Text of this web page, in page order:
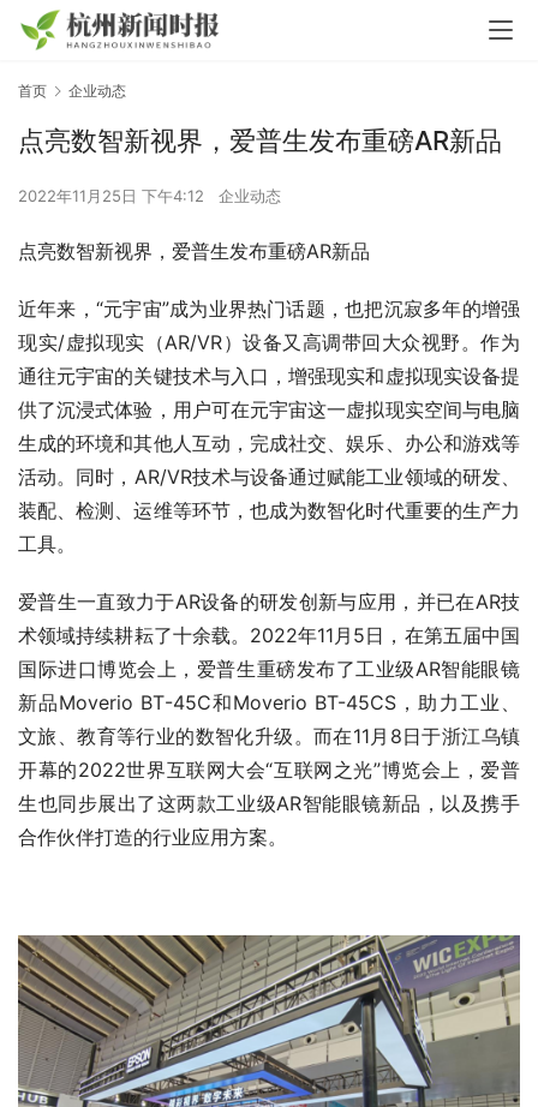
首页 企业动态
点亮数智新视界，爱普生发布重磅AR新品
2022年11月25日 下午4:12 企业动态
点亮数智新视界，爱普生发布重磅AR新品
近年来，“元宇宙”成为业界热门话题，也把沉寂多年的增强
现实/虚拟现实（AR/VR）设备又高调带回大众视野。作为
通往元宇宙的关键技术与入口，增强现实和虚拟现实设备提
供了沉浸式体验，用户可在元宇宙这一虚拟现实空间与电脑
生成的环境和其他人互动，完成社交、娱乐、办公和游戏等
活动。同时，AR/VR技术与设备通过赋能工业领域的研发、
装配、检测、运维等环节，也成为数智化时代重要的生产力
工具。
爱普生一直致力于AR设备的研发创新与应用，并已在AR技
术领域持续耕耘了十余载。2022年11月5日，在第五届中国
国际进口博览会上，爱普生重磅发布了工业级AR智能眼镜
新品Moverio BT-45C和Moverio BT-45CS，助力工业、
文旅、教育等行业的数智化升级。而在11月8日于浙江乌镇
开幕的2022世界互联网大会“互联网之光”博览会上，爱普
生也同步展出了这两款工业级AR智能眼镜新品，以及携手
合作伙伴打造的行业应用方案。